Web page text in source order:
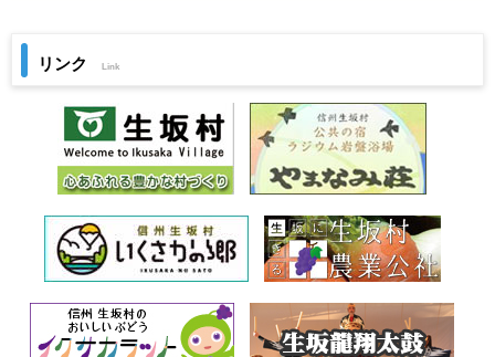
リンク Link